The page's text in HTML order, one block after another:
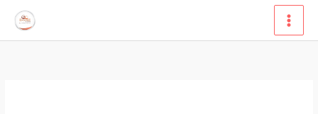
Lewati
konten